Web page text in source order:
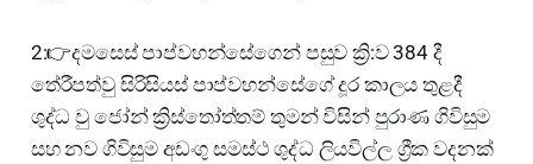
2:👉දමසෙස් පාප්වහන්සේගෙන් පසුව ක්‍රි:ව 384 දී
තේරීපත්වු සිරිසියස් පාප්වහන්සේගේ දූර කාලය තුළදී
ශුද්ධ වු ජෝන් ක්‍රිස්තෝත්තම් තුමන් විසින් පුරාණ ගිවිසුම
සහ නව ගිවිසුම අඩංගු සමස්ථ ශුද්ධ ලියවිල්ල ග්‍රීක වදනක්